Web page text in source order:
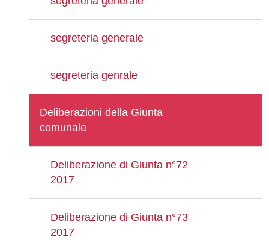
segreteria generale
segreteria genrale
Deliberazioni della Giunta
comunale
Deliberazione di Giunta n°72
2017
Deliberazione di Giunta n°73
2017